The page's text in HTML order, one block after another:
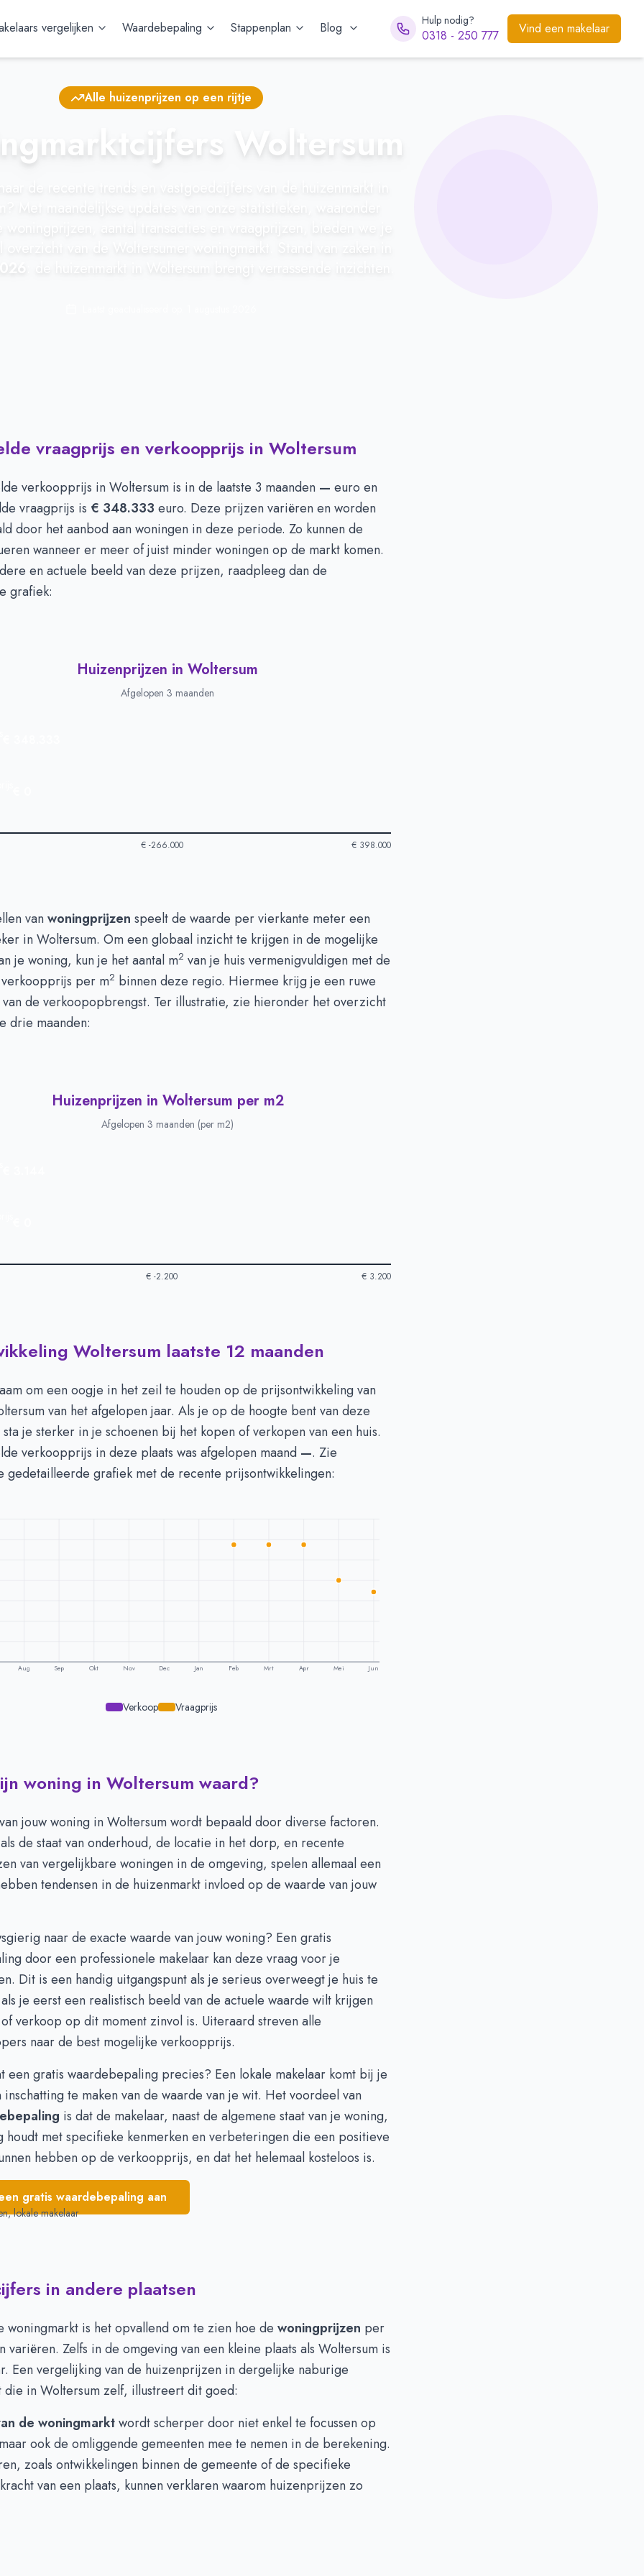
vergelijken Waardebepaling Stappenplan Blog Hulp nodig?
0318 - 250 777 Vind een makelaar
Alle huizenprijzen op een rijtje
Woltersum
vraagprijs en verkoopprijs in Woltersum
verkoopprijs inWoltersum is in de laatste 3 maanden — euro en
vraagprijs is € 348.333 euro. Deze prijzen variëren en worden
door het aanbod aan woningen in deze periode. Zo kunnen de
wanneer er meer of juist minder woningen op de markt komen.
en actuele beeld van deze prijzen, raadpleeg dan de
grafiek:
Huizenprijzen in Woltersum
Afgelopen 3 maanden
€ -266.000 € 398.000
Woltersum-Afgelopen 3 maanden
Type
Bedrag
€ 348.333
euro's
€ 0
vanwoningprijzen speelt de waarde per vierkante meter een
in Woltersum. Om een globaal inzicht te krijgen in de mogelijke
je woning, kun je het aantal m2 van je huis vermenigvuldigen met de
per m2 binnen deze regio. Hiermee krijg je een ruwe
de verkoopopbrengst. Ter illustratie, zie hieronder het overzicht
drie maanden:
Huizenprijzen in Woltersum per m2
Afgelopen 3 maanden (per m2)
€ -2.200 € 3.200
Woltersum per m2-Afgelopen 3 maanden (per m2)
Type
€ 3.144
€ 0
Woltersum laatste 12 maanden
om een oogje in het zeil te houden op de prijsontwikkeling van
van het afgelopen jaar. Als je op de hoogte bent van deze
je sterker in je schoenen bij het kopen of verkopen van een huis.
verkoopprijs in deze plaats was afgelopen maand —. Zie
gedetailleerde grafiek met de recente prijsontwikkelingen:
Aug Sep Okt Nov Dec Jan Feb Mrt Apr Mei Jun
Verkoop Vraagprijs
per maand -Woltersum
Vraagprijs
Verkoopprijs
-
-
-
-
-
-
-
woning in Woltersum waard?
van jouw woning in Woltersum wordt bepaald door diverse factoren.
de staat van onderhoud, de locatie in het dorp, en recente
van vergelijkbare woningen in de omgeving, spelen allemaal een
tendensen in de huizenmarkt invloed op de waarde van jouw
naar de exacte waarde van jouw woning? Eengratis
door een professionele makelaar kan deze vraag voor je
Dit is een handig uitgangspunt als je serieus overweegt je huis te
je eerst een realistisch beeld van de actuele waarde wilt krijgen
verkoop op dit moment zinvol is. Uiteraard streven alle
naar de best mogelijke verkoopprijs.
een gratis waardebepaling precies? Een lokale makelaar komt bij je
inschatting te maken van de waarde van je wit. Het voordeel van
is dat de makelaar, naast de algemene staat van je woning,
houdt met specifieke kenmerken en verbeteringen die een positieve
hebben op de verkoopprijs, en dat het helemaal kosteloos is.
gratis waardebepaling aan
lokale makelaar
in andere plaatsen
woningmarkt is het opvallend om te zien hoe de woningprijzen per
variëren. Zelfs in de omgeving van een kleine plaats als Woltersum is
Een vergelijking van de huizenprijzen in dergelijke naburige
die in Woltersum zelf, illustreert dit goed:
de woningmarktwordt scherper door niet enkel te focussen op
ook de omliggende gemeenten mee te nemen in de berekening.
zoals ontwikkelingen binnen de gemeente of de specifieke
van een plaats, kunnen verklaren waarom huizenprijzen zo